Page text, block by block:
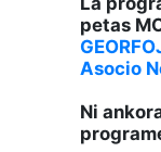
petas
Asocio
Ni